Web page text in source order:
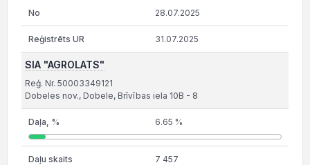
28.07.2025
31.07.2025
SIA "AGROLATS"
Reģ. Nr. 50003349121
Dobeles nov., Dobele, Brīvības iela 10B - 8
6.65 %
7 457